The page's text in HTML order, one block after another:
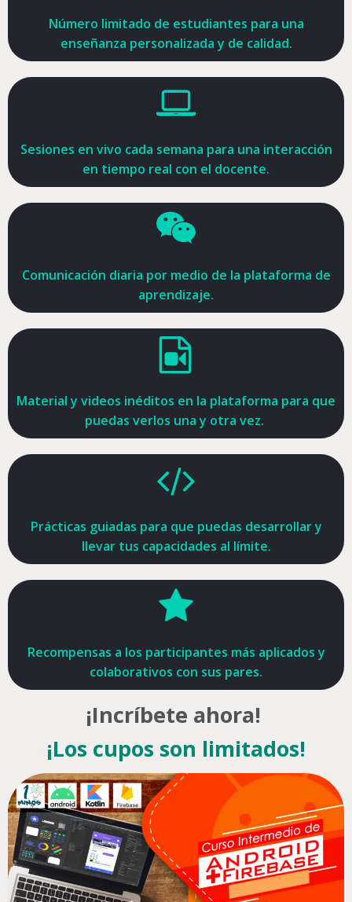
Número limitado de estudiantes para una
enseñanza personalizada y de calidad.
Sesiones en vivo cada semana para una interacción
en tiempo real con el docente.
Comunicación diaria por medio de la plataforma de
aprendizaje.
Material y videos inéditos en la plataforma para que
puedas verlos una y otra vez.
Prácticas guiadas para que puedas desarrollar y
llevar tus capacidades al límite.
Recompensas a los participantes más aplicados y
colaborativos con sus pares.
¡Incríbete ahora!
¡Los cupos son limitados!